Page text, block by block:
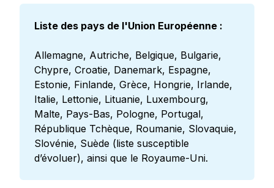
Liste des pays de l'Union Européenne :
Allemagne, Autriche, Belgique, Bulgarie,
Chypre, Croatie, Danemark, Espagne,
Estonie, Finlande, Grèce, Hongrie, Irlande,
Italie, Lettonie, Lituanie, Luxembourg,
Malte, Pays-Bas, Pologne, Portugal,
République Tchèque, Roumanie, Slovaquie,
Slovénie, Suède (liste susceptible
d’évoluer), ainsi que le Royaume-Uni.